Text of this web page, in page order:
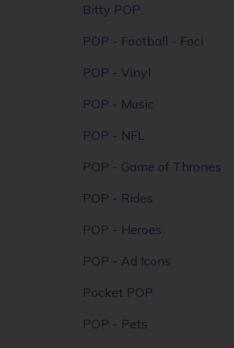
Bitty POP
POP - Football - Foci
POP - Vinyl
POP - Music
POP - NFL
POP - Game of Thrones
POP - Rides
POP - Heroes
POP - Ad Icons
Pocket POP
POP - Pets